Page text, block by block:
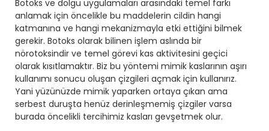
Botoks ve dolgu uygulamaları arasındaki temel farkı
anlamak için öncelikle bu maddelerin cildin hangi
katmanına ve hangi mekanizmayla etki ettiğini bilmek
gerekir. Botoks olarak bilinen işlem aslında bir
nörotoksindir ve temel görevi kas aktivitesini geçici
olarak kısıtlamaktır. Biz bu yöntemi mimik kaslarının aşırı
kullanımı sonucu oluşan çizgileri açmak için kullanırız.
Yani yüzünüzde mimik yaparken ortaya çıkan ama
serbest duruşta henüz derinleşmemiş çizgiler varsa
burada öncelikli tercihimiz kasları gevşetmek olur.